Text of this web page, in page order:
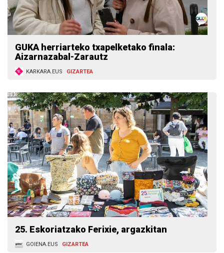
GUKA herriarteko txapelketako finala:
Aizarnazabal-Zarautz
KARKARA.EUS GIZARTEA
25. Eskoriatzako Ferixie, argazkitan
GOIENA.EUS GIZARTEA